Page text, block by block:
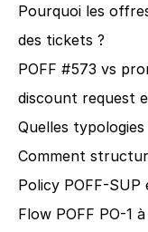
Pourquoi les
des tickets ?
POFF #573 vs
discount request
Quelles
Comment
Policy POFF-SUP
Flow POFF PO-1